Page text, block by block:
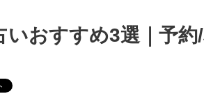
いおすすめ3選｜予約